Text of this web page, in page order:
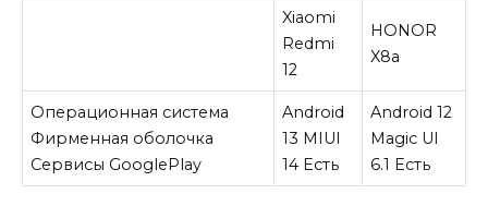
Xiaomi
Redmi
12
HONOR
X8a
Операционная система
Фирменная оболочка
Сервисы GooglePlay
Android
13 MIUI
14 Есть
Android 12
Magic UI
6.1 Есть